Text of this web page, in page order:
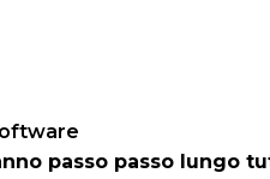
passo passo lungo